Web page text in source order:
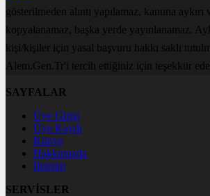
gösterilmeden alıntı yapılamaz, kanuna
kopyalanamaz, başka yerde yayınlanamaz.
kişi/kişiler için yasal başvuru hakkı saklı
Alem.Gen.Tr'i tercih ettiğiniz için teşekkür
SAYFALAR
Üye Girişi
Üye Kaydı
Künye
Hakkımızda
İletişim
SERVİSLER